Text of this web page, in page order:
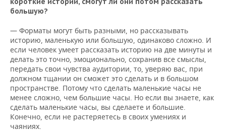
большую?
— Форматы могут быть разными, но рассказывать
историю, маленькую или большую, одинаково сложно. И
если человек умеет рассказать историю на две минуты и
делать это точно, эмоционально, сохранив все смыслы,
передать свои чувства аудитории, то, уверяю вас, при
должном тщании он сможет это сделать и в большом
пространстве. Потому что сделать маленькие часы не
менее сложно, чем большие часы. Но если вы знаете, как
сделать маленькие часы, вы сделаете и большие.
Конечно, если не растеряетесь в своих умениях и
чаяниях.